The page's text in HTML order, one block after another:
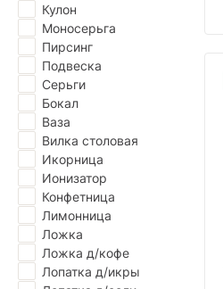
Кулон
Моносерьга
Пирсинг
Подвескa
Серьги
Бокал
Ваза
Вилка столовая
Икорница
Ионизатор
Конфетница
Лимонница
Ложка
Ложка д/кофе
Лопатка д/икры